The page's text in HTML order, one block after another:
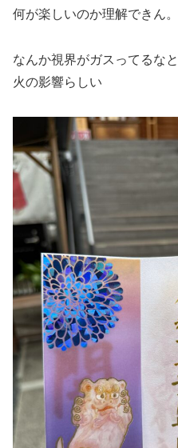
何が楽しいのか理解できん。
なんか視界がガスってるな
火の影響らしい